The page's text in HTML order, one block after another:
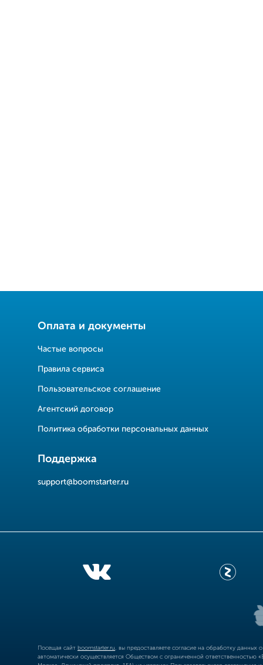
Оплата и документы
Частые вопросы
Правила сервиса
Пользовательское соглашение
Агентский договор
Политика обработки персональных данных
Поддержка
support@boomstarter.ru
Посещая сайт boomstarter.ru , вы предоставляете согласие на обработку
автоматически осуществляется Обществом с ограниченной